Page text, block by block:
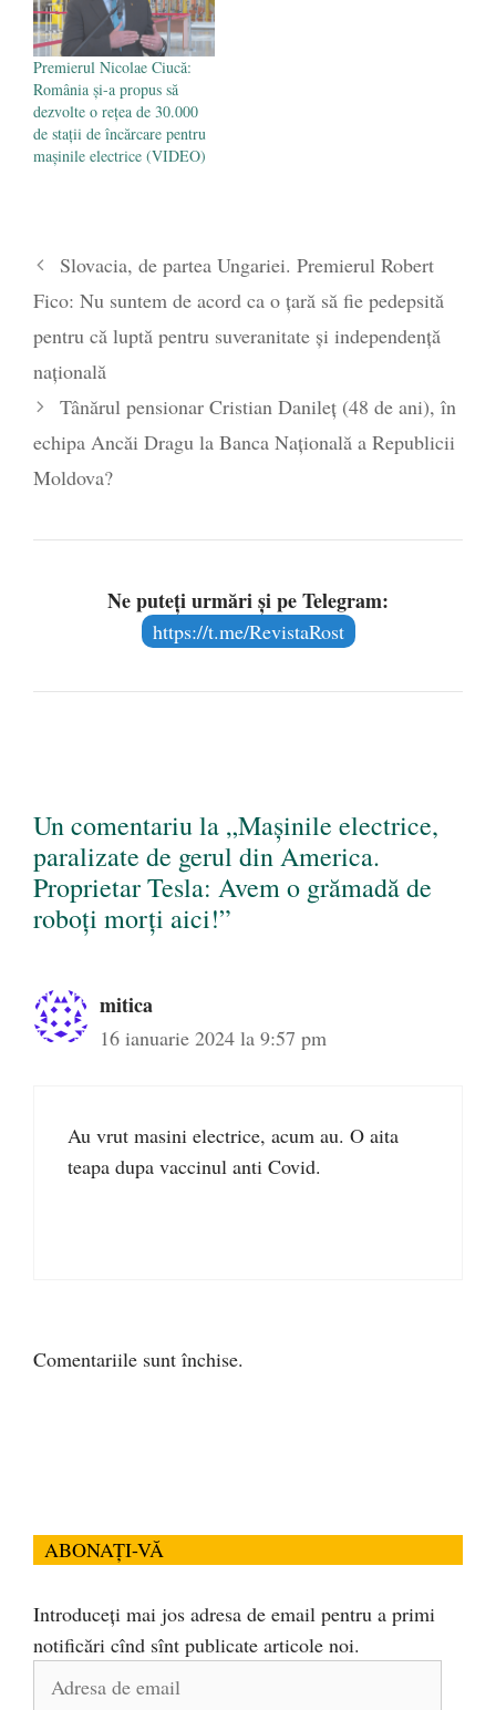
Premierul Nicolae Ciucă:
România și-a propus să
dezvolte o rețea de 30.000
de stații de încărcare pentru
mașinile electrice (VIDEO)
Slovacia, de partea Ungariei. Premierul Robert
Fico: Nu suntem de acord ca o țară să fie pedepsită
pentru că luptă pentru suveranitate și independență
națională
Tânărul pensionar Cristian Danileț (48 de ani), în
echipa Ancăi Dragu la Banca Națională a Republicii
Moldova?
Ne puteți urmări și pe Telegram:
https://t.me/RevistaRost
Un comentariu la „Mașinile electrice,
paralizate de gerul din America.
Proprietar Tesla: Avem o grămadă de
roboți morți aici!”
mitica
16 ianuarie 2024 la 9:57 pm
Au vrut masini electrice, acum au. O aita
teapa dupa vaccinul anti Covid.
Comentariile sunt închise.
ABONAȚI-VĂ
Introduceți mai jos adresa de email pentru a primi
notificări cînd sînt publicate articole noi.
Adresa